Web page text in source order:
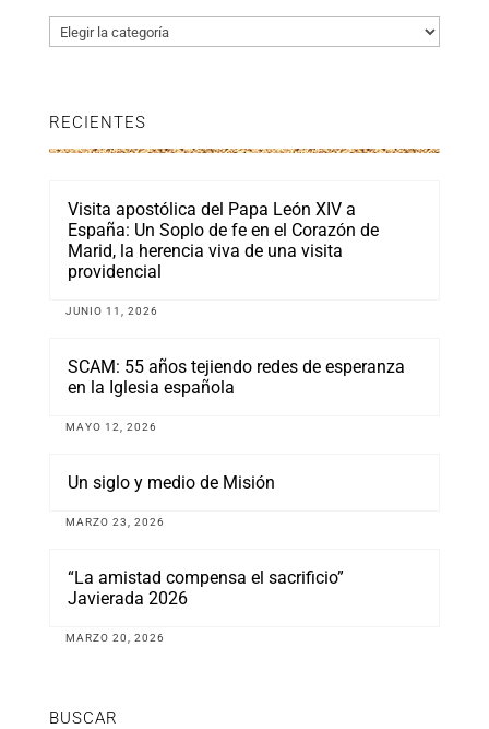
Categorías
RECIENTES
Visita apostólica del Papa León XIV a
España: Un Soplo de fe en el Corazón de
Marid, la herencia viva de una visita
providencial
JUNIO 11, 2026
SCAM: 55 años tejiendo redes de esperanza
en la Iglesia española
MAYO 12, 2026
Un siglo y medio de Misión
MARZO 23, 2026
“La amistad compensa el sacrificio”
Javierada 2026
MARZO 20, 2026
BUSCAR